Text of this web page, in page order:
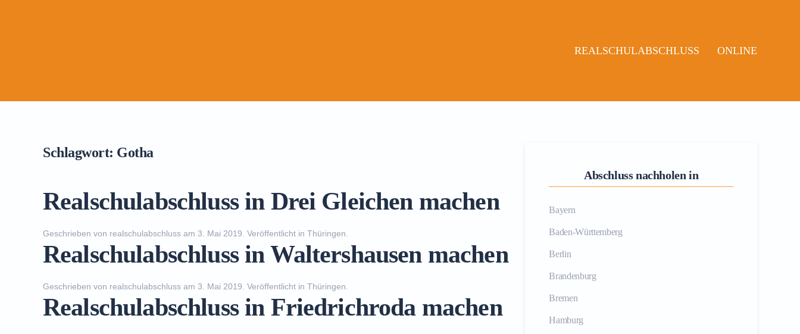
REALSCHULABSCHLUSS ONLINE
Schlagwort: Gotha
Realschulabschluss in Drei Gleichen machen
Geschrieben von realschulabschluss am 3. Mai 2019 . Veröffentlicht in Thüringen
Realschulabschluss in Waltershausen machen
Geschrieben von realschulabschluss am 3. Mai 2019 . Veröffentlicht in Thüringen
Realschulabschluss in Friedrichroda machen
Abschluss nachholen in
Bayern
Baden-Württemberg
Berlin
Brandenburg
Bremen
Hamburg